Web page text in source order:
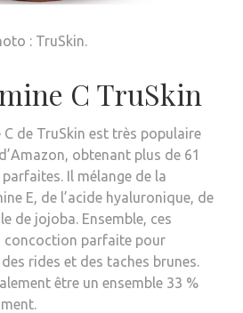
: TruSkin.
C TruSkin
de TruSkin est très populaire
obtenant plus de 61
. Il mélange de la
E, de l’acide hyaluronique, de
de jojoba. Ensemble, ces
concoction parfaite pour
rides et des taches brunes.
être un ensemble 33 %
.